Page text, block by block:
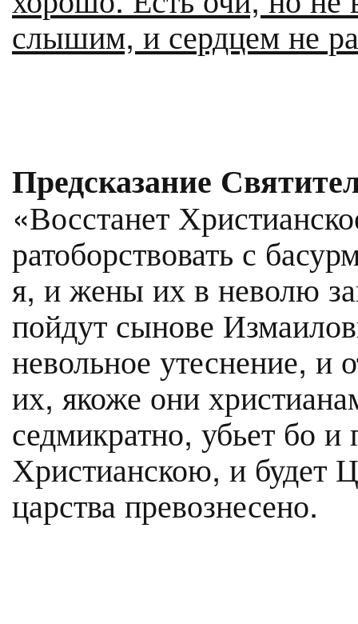
слышим, и сердцем не
Предсказание
«Восстанет
ратоборствовать с
я, и жены их в неволю
пойдут сынове
невольное утеснение, и
их, якоже они
седмикратно, убьет бо
Христианскою, и будет
царства превознесено.